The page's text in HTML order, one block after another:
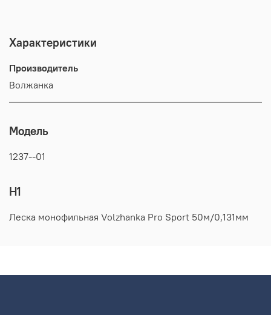
Характеристики
Производитель
Волжанка
Модель
1237--01
H1
Леска монофильная Volzhanka Pro Sport 50м/0,131мм